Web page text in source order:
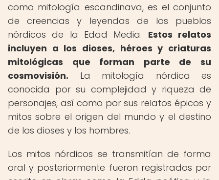
como mitología escandinava, es el conjunto
de creencias y leyendas de los pueblos
nórdicos de la Edad Media. Estos relatos
incluyen a los dioses, héroes y criaturas
mitológicas que forman parte de su
cosmovisión. La mitología nórdica es
conocida por su complejidad y riqueza de
personajes, así como por sus relatos épicos y
mitos sobre el origen del mundo y el destino
de los dioses y los hombres.
Los mitos nórdicos se transmitían de forma
oral y posteriormente fueron registrados por